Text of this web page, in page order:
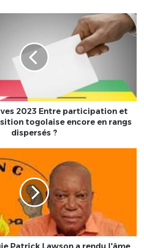
2023 Entre participation et
togolaise encore en rangs
dispersés ?